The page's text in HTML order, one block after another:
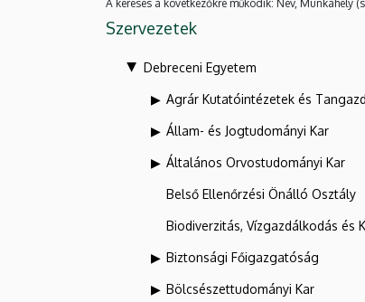
A keresés a következőkre működik: Név, Munkahely
Szervezetek
Debreceni Egyetem
Agrár Kutatóintézetek és
Állam- és Jogtudományi Kar
Általános Orvostudományi Kar
Belső Ellenőrzési Önálló Osztály
Biodiverzitás, Vízgazdálkodás és
Biztonsági Főigazgatóság
Bölcsészettudományi Kar